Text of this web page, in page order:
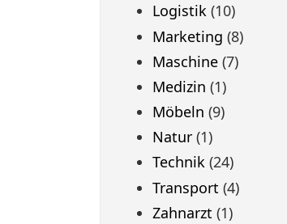
Logistik(10)
Marketing (8)
Maschine(7)
Medizin (1)
Möbeln (9)
Natur(1)
Technik(24)
Transport (4)
Zahnarzt (1)